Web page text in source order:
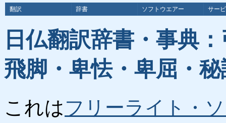
翻訳 辞書 ソフトウエアー サー
日仏翻訳辞書・事典
飛脚・卑怯・卑屈・
これはフリーライト・